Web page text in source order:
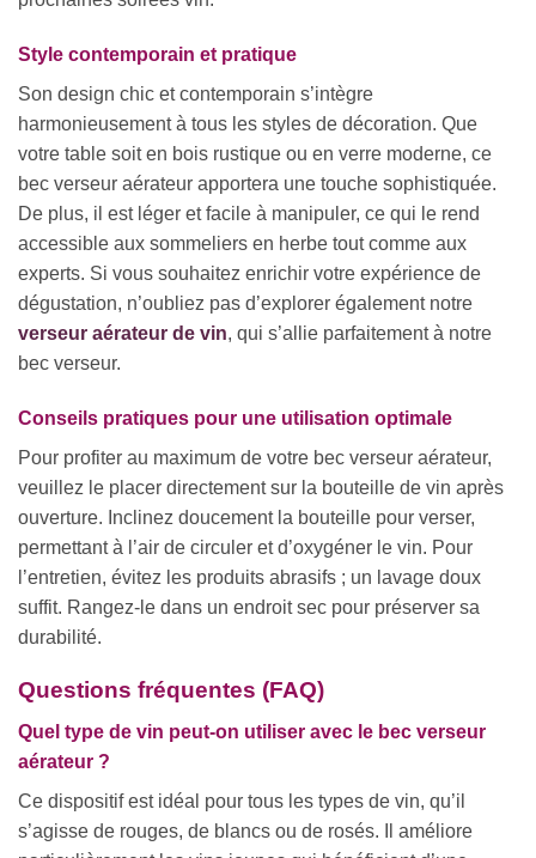
Style contemporain et pratique
Son design chic et contemporain s’intègre
harmonieusement à tous les styles de décoration. Que
votre table soit en bois rustique ou en verre moderne, ce
bec verseur aérateur apportera une touche sophistiquée.
De plus, il est léger et facile à manipuler, ce qui le rend
accessible aux sommeliers en herbe tout comme aux
experts. Si vous souhaitez enrichir votre expérience de
dégustation, n’oubliez pas d’explorer également notre
verseur aérateur de vin, qui s’allie parfaitement à notre
bec verseur.
Conseils pratiques pour une utilisation optimale
Pour profiter au maximum de votre bec verseur aérateur,
veuillez le placer directement sur la bouteille de vin après
ouverture. Inclinez doucement la bouteille pour verser,
permettant à l’air de circuler et d’oxygéner le vin. Pour
l’entretien, évitez les produits abrasifs ; un lavage doux
suffit. Rangez-le dans un endroit sec pour préserver sa
durabilité.
Questions fréquentes (FAQ)
Quel type de vin peut-on utiliser avec le bec verseur
aérateur ?
Ce dispositif est idéal pour tous les types de vin, qu’il
s’agisse de rouges, de blancs ou de rosés. Il améliore